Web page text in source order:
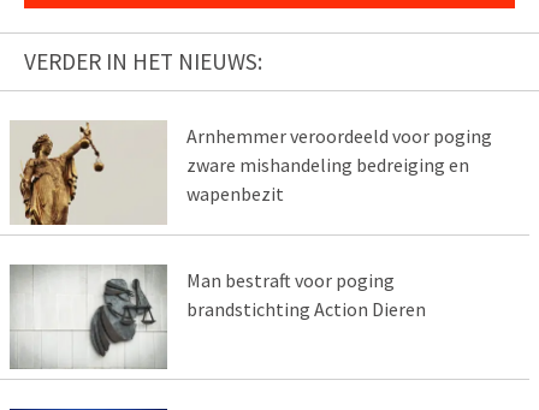
VERDER IN HET NIEUWS:
Arnhemmer veroordeeld voor poging
zware mishandeling bedreiging en
wapenbezit
Man bestraft voor poging
brandstichting Action Dieren